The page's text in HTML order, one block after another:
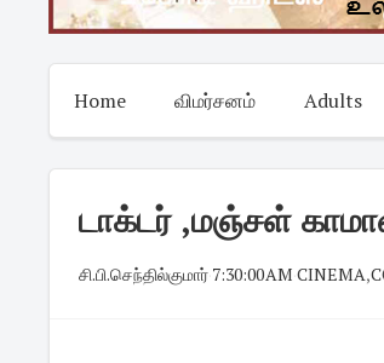
Home விமர்சனம் Adults
டாக்டர் ,மஞ்சள்
சி.பி.செந்தில்குமார் 7:30:00 AM ·CINEMA,